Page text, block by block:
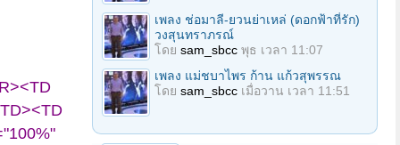
เพลง ช่อมาลี-ยวนย่าเหล่ (ดอกฟ้าที่รัก)
วงสุนทราภรณ์
โดย sam_sbcc พุธ เวลา 11:07
เพลง แม่ชบาไพร ก้าน แก้วสุพรรณ
โดย sam_sbcc เมื่อวาน เวลา 11:51